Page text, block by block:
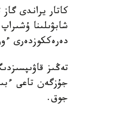
كاتار يراندى
دەرەككوزدەرى
تەڭىز
جۇزگەن تاعى
جوق.